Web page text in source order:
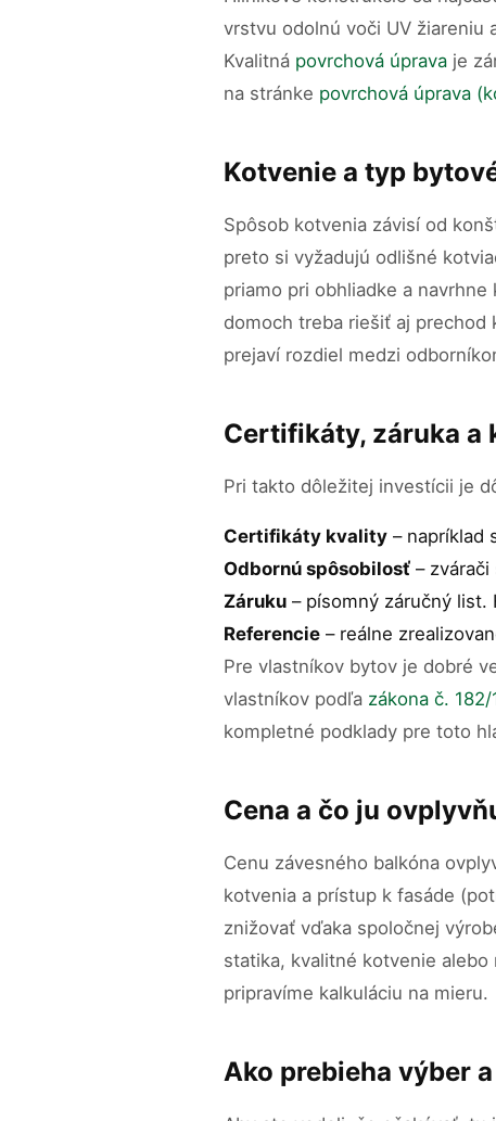
vrstvu odolnú voči UV žiareniu
Kvalitná povrchová úprava je
na stránke povrchová úprava
Kotvenie a typ
Spôsob kotvenia závisí od
preto si vyžadujú odlišné
priamo pri obhliadke a
domoch treba riešiť aj prechod
prejaví rozdiel medzi
Certifikáty, záruka a
Pri takto dôležitej investícii je
Certifikáty kvality – napríklad
Odbornú spôsobilosť –
Záruku – písomný záručný list.
Referencie – reálne
Pre vlastníkov bytov je dobré
vlastníkov podľa zákona č.
kompletné podklady pre toto
Cena a čo ju
Cenu závesného balkóna
kotvenia a prístup k fasáde
znižovať vďaka spoločnej
statika, kvalitné kotvenie
pripravíme kalkuláciu na mieru.
Ako prebieha výber